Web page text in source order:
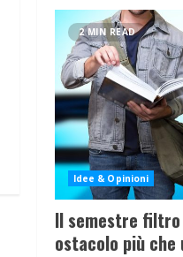
2 MIN READ
Idee & Opinioni
Il semestre filtro
ostacolo più che